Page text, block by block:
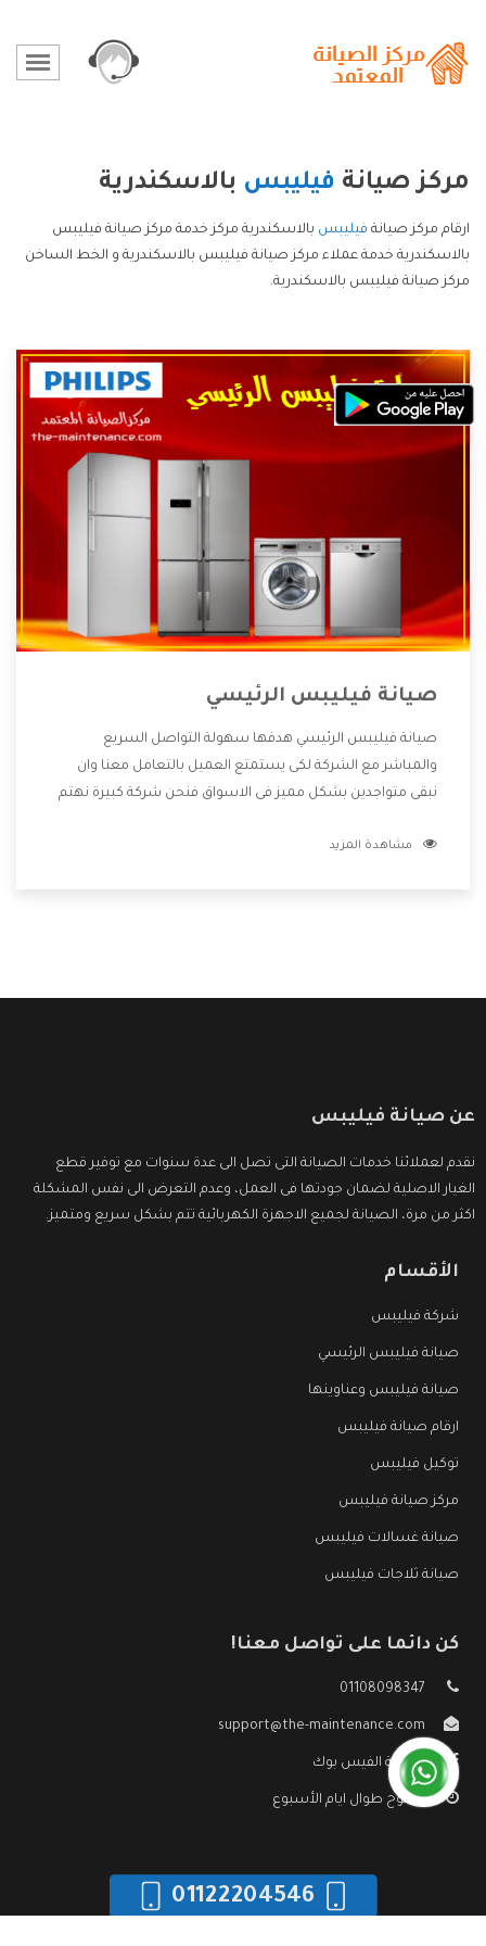
مركز صيانة فيليبس بالاسكندرية
ارقام مركز صيانة فيليبس بالاسكندرية مركز خدمة مركز صيانة فيليبس
بالاسكندرية خدمة عملاء مركز صيانة فيليبس بالاسكندرية و الخط الساخن
مركز صيانة فيليبس بالاسكندرية.
صيانة فيليبس الرئيسي
صيانة فيليبس الرئيسي هدفها سهولة التواصل السريع
والمباشر مع الشركة لكى يستمتع العميل بالتعامل معنا وان
نبقى متواجدين بشكل مميز فى الاسواق فنحن شركة كبيرة نهتم
الشركة بها والتى تكون منها خدمة الصيانة التى تكون من أهم
مشاهدة المزيد
عن صيانة فيليبس
نقدم لعملائنا خدمات الصيانة التى تصل الى عدة سنوات مع توفير قطع
الغيار الاصلية لضمان جودتها فى العمل، وعدم التعرض الى نفس المشكلة
اكثر من مرة، الصيانة لجميع الاجهزة الكهربائية تتم بشكل سريع ومتميز.
الأقسام
شركة فيليبس
صيانة فيليبس الرئيسي
صيانة فيليبس وعناوينها
ارقام صيانة فيليبس
توكيل فيليبس
مركز صيانة فيليبس
صيانة غسالات فيليبس
صيانة ثلاجات فيليبس
كن دائما على تواصل معنا!
01108098347
support@the-maintenance.com
صفحة الفيس بوك
مفتوح طوال ايام الأسبوع
01122204546